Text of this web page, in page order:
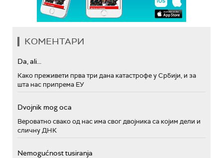
КОМЕНТАРИ
Da, ali...
Како преживети прва три дана катастрофе у Србији, и за
шта нас припрема ЕУ
Dvojnik mog oca
Вероватно свако од нас има свог двојника са којим дели и
сличну ДНК
Nemogućnost tusiranja